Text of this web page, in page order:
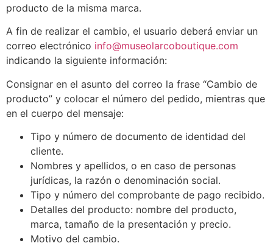
producto de la misma marca.
A fin de realizar el cambio, el usuario deberá enviar un
correo electrónico info@museolarcoboutique.com
indicando la siguiente información:
Consignar en el asunto del correo la frase “Cambio de
producto” y colocar el número del pedido, mientras que
en el cuerpo del mensaje:
Tipo y número de documento de identidad del
cliente.
Nombres y apellidos, o en caso de personas
jurídicas, la razón o denominación social.
Tipo y número del comprobante de pago recibido.
Detalles del producto: nombre del producto,
marca, tamaño de la presentación y precio.
Motivo del cambio.